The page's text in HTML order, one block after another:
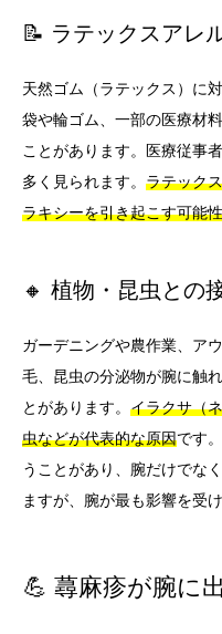
📝 ラテックスアレ
天然ゴム（ラテックス）に
袋や輪ゴム、一部の医療材
ことがあります。医療従事
多く見られます。 ラテック
ラキシーを引き起こす可能
🔸 植物・昆虫との
ガーデニングや農作業、ア
毛、昆虫の分泌物が腕に触
とがあります。 イラクサ（
虫などが代表的な原因です
うことがあり、腕だけでな
ますが、腕が最も影響を受
💪 蕁麻疹が腕に